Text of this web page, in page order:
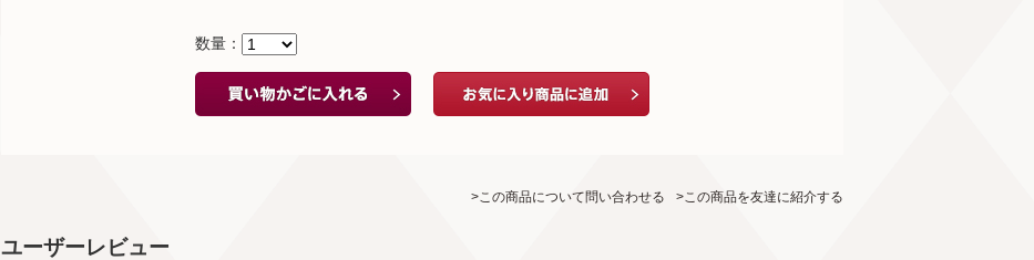
数量：
>この商品について問い合わせる >この商品を友達に紹介する
ユーザーレビュー